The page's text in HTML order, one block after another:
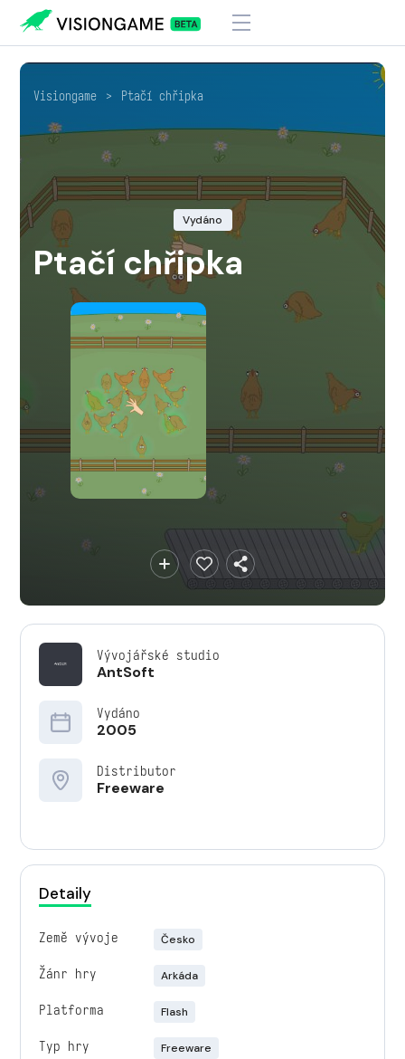
Visiongame > Ptačí chřipka
Vydáno
Ptačí chřipka
Vývojářské studio
AntSoft
Vydáno
2005
Distributor
Freeware
Detaily
Země vývoje Česko
Žánr hry Arkáda
Platforma Flash
Typ hry Freeware